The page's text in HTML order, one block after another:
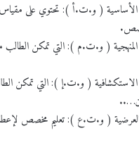
( و.ت.أ ): تحتوي على
( و.ت.م ): التي تمكن الطالب
( و.ت.إ ): التي تمكن
( و.ت.ع ): تعليم مخصص